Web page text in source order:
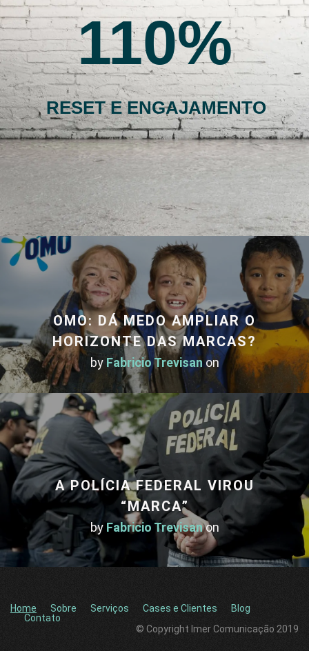
110
RESET E ENGAJAMENTO
OMO: DÁ MEDO AMPLIAR O
HORIZONTE DAS MARCAS?
by Fabricio Trevisanon
A POLÍCIA FEDERAL VIROU
“MARCA”
by Fabricio Trevisanon
Home Sobre Serviços Cases e Clientes
Blog
Contato
© Copyright Imer Comunicação 2019